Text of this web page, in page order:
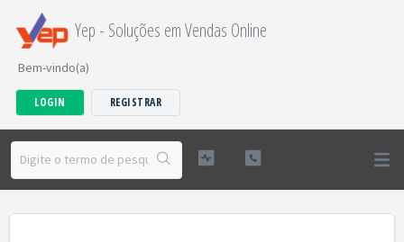
Yep - Soluções em Vendas Online
Bem-vindo(a)
LOGIN REGISTRAR